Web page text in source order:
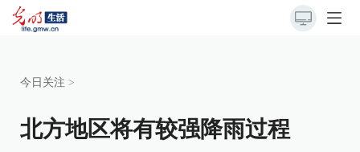
今日关注 >
北方地区将有较强降雨过程